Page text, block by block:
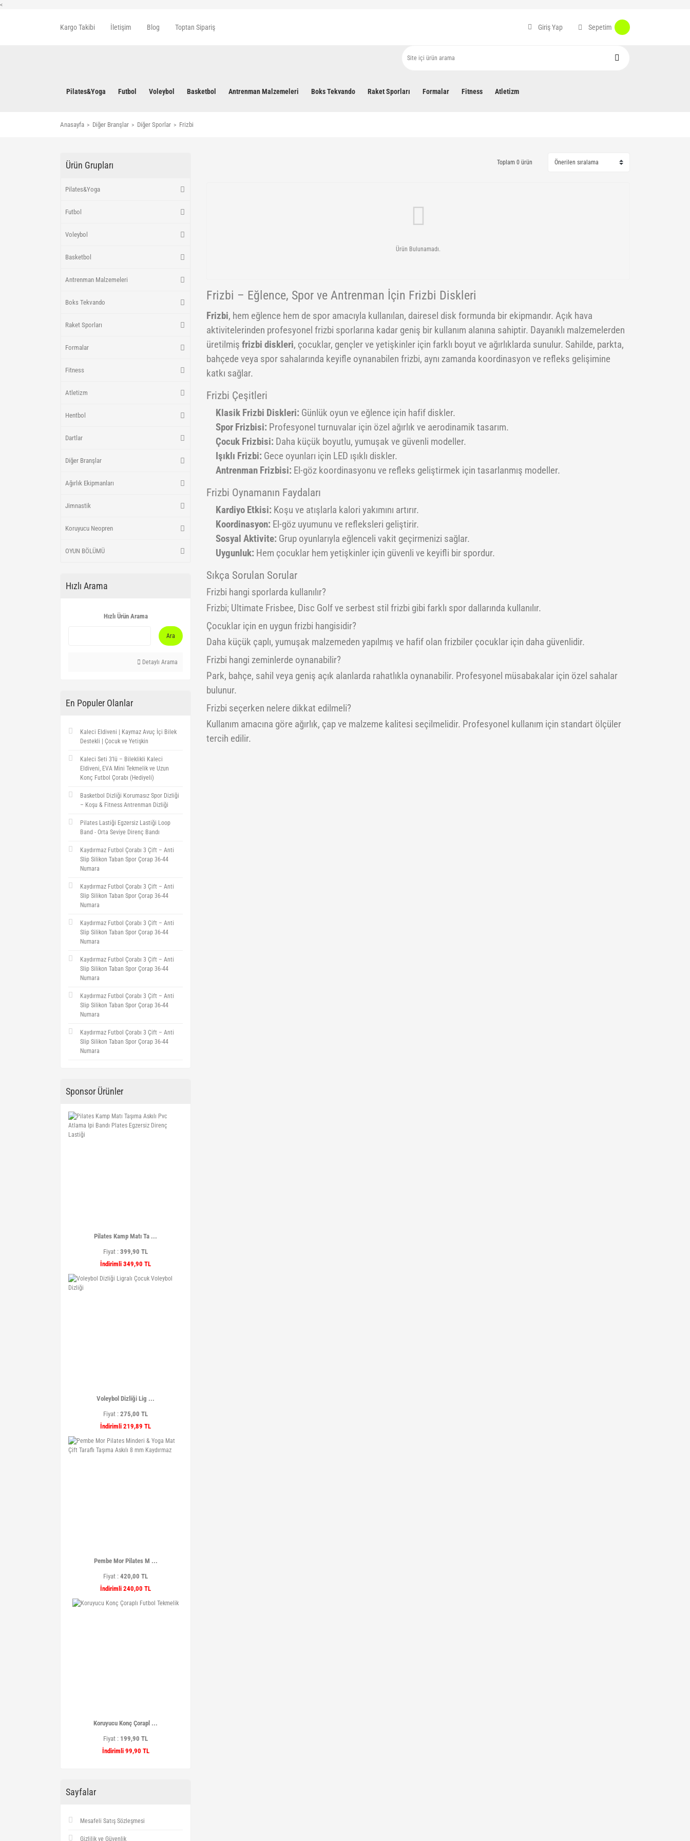
<
Kargo Takibi İletişim Blog Toptan Sipariş Giriş Yap Sepetim
Pilates&Yoga Futbol Voleybol Basketbol Antrenman Malzemeleri Boks Tekvando Raket Sporları Formalar Fitness Atletizm
Anasayfa Diğer Branşlar Diğer Sporlar Frizbi
Ürün Grupları
Pilates&Yoga
Futbol
Voleybol
Basketbol
Antrenman Malzemeleri
Boks Tekvando
Raket Sporları
Formalar
Fitness
Atletizm
Hentbol
Dartlar
Diğer Branşlar
Ağırlık Ekipmanları
Jimnastik
Koruyucu Neopren
OYUN BÖLÜMÜ
Hızlı Arama
Hızlı Ürün Arama
Ara
Detaylı Arama
En Populer Olanlar
Kaleci Eldiveni | Kaymaz Avuç İçi Bilek
Destekli | Çocuk ve Yetişkin
Kaleci Seti 3’lü – Bileklikli Kaleci
Eldiveni, EVA Mini Tekmelik ve Uzun
Konç Futbol Çorabı (Hediyeli)
Basketbol Dizliği Korumasız Spor Dizliği
– Koşu & Fitness Antrenman Dizliği
Pilates Lastiği Egzersiz Lastiği Loop
Band - Orta Seviye Direnç Bandı
Kaydırmaz Futbol Çorabı 3 Çift – Anti
Slip Silikon Taban Spor Çorap 36-44
Numara
Kaydırmaz Futbol Çorabı 3 Çift – Anti
Slip Silikon Taban Spor Çorap 36-44
Numara
Kaydırmaz Futbol Çorabı 3 Çift – Anti
Slip Silikon Taban Spor Çorap 36-44
Numara
Kaydırmaz Futbol Çorabı 3 Çift – Anti
Slip Silikon Taban Spor Çorap 36-44
Numara
Kaydırmaz Futbol Çorabı 3 Çift – Anti
Slip Silikon Taban Spor Çorap 36-44
Numara
Kaydırmaz Futbol Çorabı 3 Çift – Anti
Slip Silikon Taban Spor Çorap 36-44
Numara
Sponsor Ürünler
Pilates Kamp Matı Ta ...
Fiyat : 399,90 TL
İndirimli 349,90 TL
Voleybol Dizliği Lig ...
Fiyat : 275,00 TL
İndirimli 219,89 TL
Pembe Mor Pilates M ...
Fiyat : 420,00 TL
İndirimli 240,00 TL
Koruyucu Konç Çorapl ...
Fiyat : 199,90 TL
İndirimli 99,90 TL
Sayfalar
Mesafeli Satış Sözleşmesi
Gizlilik ve Güvenlik
Toplam 0 ürün
Ürün Bulunamadı.
Frizbi – Eğlence, Spor ve Antrenman İçin Frizbi Diskleri
Frizbi, hem eğlence hem de spor amacıyla kullanılan, dairesel disk formunda bir ekipmandır. Açık hava
aktivitelerinden profesyonel frizbi sporlarına kadar geniş bir kullanım alanına sahiptir. Dayanıklı malzemelerden
üretilmiş frizbi diskleri, çocuklar, gençler ve yetişkinler için farklı boyut ve ağırlıklarda sunulur. Sahilde, parkta,
bahçede veya spor sahalarında keyifle oynanabilen frizbi, aynı zamanda koordinasyon ve refleks gelişimine
katkı sağlar.
Frizbi Çeşitleri
Klasik Frizbi Diskleri: Günlük oyun ve eğlence için hafif diskler.
Spor Frizbisi: Profesyonel turnuvalar için özel ağırlık ve aerodinamik tasarım.
Çocuk Frizbisi: Daha küçük boyutlu, yumuşak ve güvenli modeller.
Işıklı Frizbi: Gece oyunları için LED ışıklı diskler.
Antrenman Frizbisi: El-göz koordinasyonu ve refleks geliştirmek için tasarlanmış modeller.
Frizbi Oynamanın Faydaları
Kardiyo Etkisi: Koşu ve atışlarla kalori yakımını artırır.
Koordinasyon: El-göz uyumunu ve refleksleri geliştirir.
Sosyal Aktivite: Grup oyunlarıyla eğlenceli vakit geçirmenizi sağlar.
Uygunluk: Hem çocuklar hem yetişkinler için güvenli ve keyifli bir spordur.
Sıkça Sorulan Sorular
Frizbi hangi sporlarda kullanılır?
Frizbi; Ultimate Frisbee, Disc Golf ve serbest stil frizbi gibi farklı spor dallarında kullanılır.
Çocuklar için en uygun frizbi hangisidir?
Daha küçük çaplı, yumuşak malzemeden yapılmış ve hafif olan frizbiler çocuklar için daha güvenlidir.
Frizbi hangi zeminlerde oynanabilir?
Park, bahçe, sahil veya geniş açık alanlarda rahatlıkla oynanabilir. Profesyonel müsabakalar için özel sahalar
bulunur.
Frizbi seçerken nelere dikkat edilmeli?
Kullanım amacına göre ağırlık, çap ve malzeme kalitesi seçilmelidir. Profesyonel kullanım için standart ölçüler
tercih edilir.